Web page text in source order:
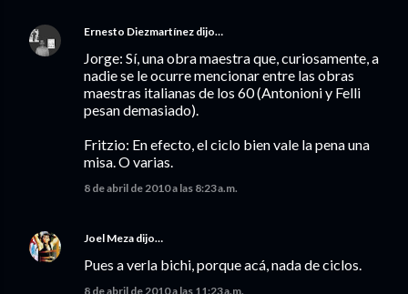
Ernesto Diezmartínez dijo…
Jorge: Sí, una obra maestra que, curiosamente, a
nadie se le ocurre mencionar entre las obras
maestras italianas de los 60 (Antonioni y Felli
pesan demasiado).
Fritzio: En efecto, el ciclo bien vale la pena una
misa. O varias.
8 de abril de 2010 a las 8:23 a.m.
Joel Meza dijo…
Pues a verla bichi, porque acá, nada de ciclos.
8 de abril de 2010 a las 11:23 a.m.